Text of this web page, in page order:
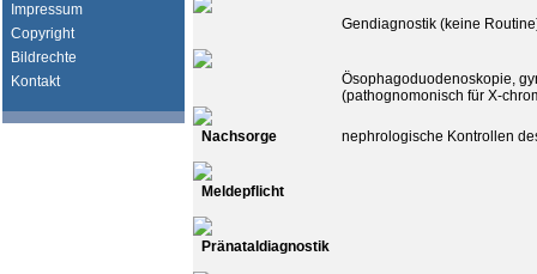
Impressum
Copyright
Bildrechte
Kontakt
Gendiagnostik (keine
Ösophagoduodenoskopie,
(pathognomonisch für X-
Nachsorge nephrologische Kontrollen
Meldepflicht
Pränataldiagnostik